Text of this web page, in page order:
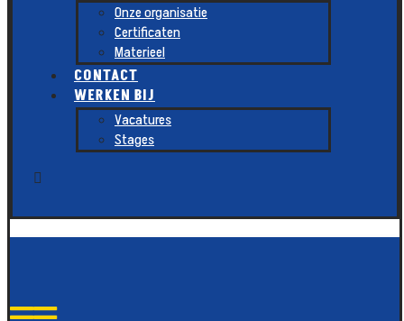
Onze organisatie
Certificaten
Materieel
CONTACT
WERKEN BIJ
Vacatures
Stages